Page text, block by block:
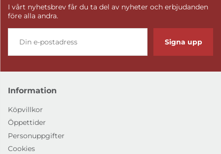
I vårt nyhetsbrev får du ta del av nyheter och erbjudanden
före alla andra.
Signa upp
Information
Köpvillkor
Öppettider
Personuppgifter
Cookies